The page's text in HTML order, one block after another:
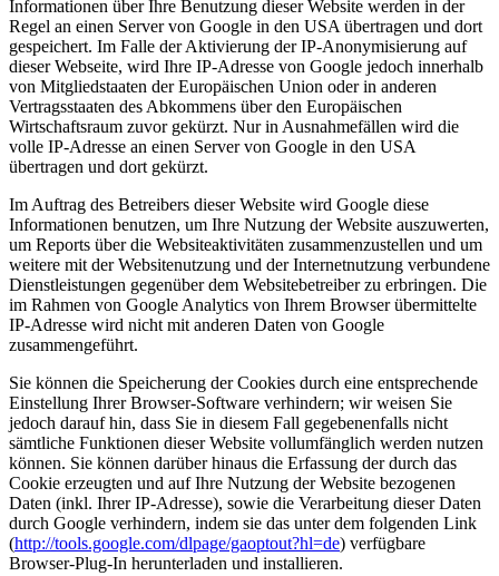
Informationen über Ihre Benutzung dieser Website werden in der
Regel an einen Server von Google in den USA übertragen und dort
gespeichert. Im Falle der Aktivierung der IP-Anonymisierung auf
dieser Webseite, wird Ihre IP-Adresse von Google jedoch innerhalb
von Mitgliedstaaten der Europäischen Union oder in anderen
Vertragsstaaten des Abkommens über den Europäischen
Wirtschaftsraum zuvor gekürzt. Nur in Ausnahmefällen wird die
volle IP-Adresse an einen Server von Google in den USA
übertragen und dort gekürzt.
Im Auftrag des Betreibers dieser Website wird Google diese
Informationen benutzen, um Ihre Nutzung der Website auszuwerten,
um Reports über die Websiteaktivitäten zusammenzustellen und um
weitere mit der Websitenutzung und der Internetnutzung verbundene
Dienstleistungen gegenüber dem Websitebetreiber zu erbringen. Die
im Rahmen von Google Analytics von Ihrem Browser übermittelte
IP-Adresse wird nicht mit anderen Daten von Google
zusammengeführt.
Sie können die Speicherung der Cookies durch eine entsprechende
Einstellung Ihrer Browser-Software verhindern; wir weisen Sie
jedoch darauf hin, dass Sie in diesem Fall gegebenenfalls nicht
sämtliche Funktionen dieser Website vollumfänglich werden nutzen
können. Sie können darüber hinaus die Erfassung der durch das
Cookie erzeugten und auf Ihre Nutzung der Website bezogenen
Daten (inkl. Ihrer IP-Adresse), sowie die Verarbeitung dieser Daten
durch Google verhindern, indem sie das unter dem folgenden Link
(http://tools.google.com/dlpage/gaoptout?hl=de) verfügbare
Browser-Plug-In herunterladen und installieren.